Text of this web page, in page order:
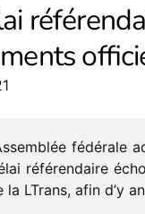
réfé­ren­daire
la LTrans, afin d’y